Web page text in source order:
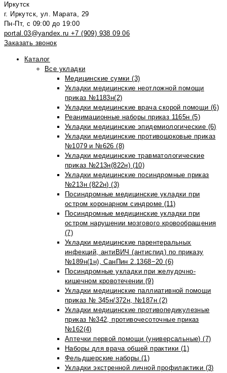
Иркутск
г. Иркутск, ул. Марата, 29
Пн-Пт, с 09:00 до 19:00
portal.03@yandex.ru +7 (909) 938 09 06
Заказать звонок
Каталог
Все укладки
Медицинские сумки (3)
Укладки медицинские неотложной помощи
приказ №1183н(2)
Укладки медицинские врача скорой помощи (6)
Реанимационные наборы приказ 1165н (5)
Укладки медицинские эпидемиологические (6)
Укладки медицинские противошоковые приказ
№1079 и №626 (8)
Укладки медицинские травматологические
приказ №213н(822н) (10)
Укладки медицинские посиндромные приказ
№213н (822н) (3)
Посиндромные медицинские укладки при
остром коронарном синдроме (11)
Посиндромные медицинские укладки при
остром нарушении мозгового кровообращения
(7)
Укладки медицинские парентеральных
инфекций, антиВИЧ (антиспид) по приказу
№189н(1н), СанПин 2.1368−20 (6)
Посиндромные укладки при желудочно-
кишечном кровотечении (9)
Укладки медицинские паллиативной помощи
приказ № 345н/372н, №187н (2)
Укладки медицинские противопедикулезные
приказ №342, противочесоточные приказ
№162(4)
Аптечки первой помощи (универсальные) (7)
Наборы для врача общей практики (1)
Фельдшерские наборы (1)
Укладки экстренной личной профилактики (3)